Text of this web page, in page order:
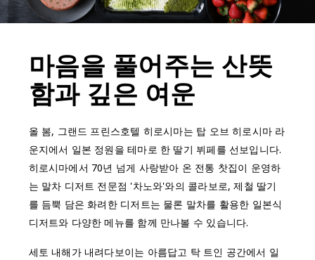
마음을 풀어주는 산뜻
함과 깊은 여운
올 봄, 그랜드 프린스호텔 히로시마는 탑 오브 히로시마 라
운지에서 일본 정원을 테마로 한 딸기 뷔페를 선보입니다.
히로시마에서 70년 넘게 사랑받아 온 전통 찻집이 운영하
는 말차 디저트 전문점 '차노와'와의 콜라보로, 제철 딸기
를 듬뿍 담은 화려한 디저트는 물론 말차를 활용한 일본식
디저트와 다양한 메뉴를 함께 만나볼 수 있습니다.
세토 내해가 내려다보이는 아름답고 탁 트인 공간에서 일